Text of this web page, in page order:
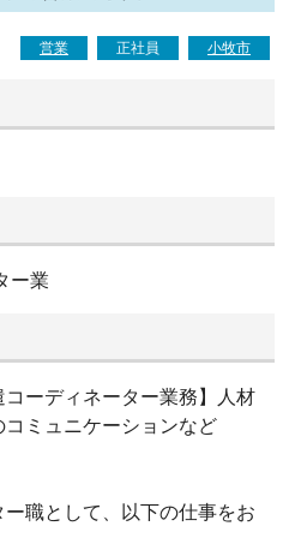
営業 正社員 小牧市
ー業
コーディネーター業務】人材
ミュニケーションなど
職として、以下の仕事をお